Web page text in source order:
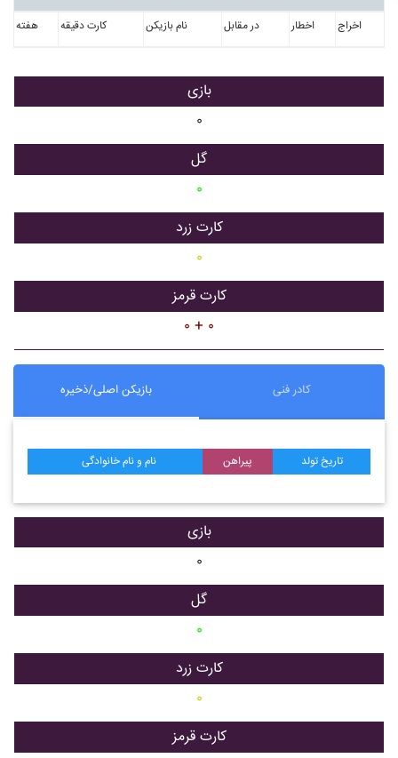
هفته کارت دقیقه نام بازیکن در مقابل اخطار اخراج
بازی
۰
گل
۰
کارت زرد
۰
کارت قرمز
۰ + ۰
بازیکن اصلی/ذخیره کادر فنی
نام و نام خانوادگی پیراهن تاریخ تولد
بازی
۰
گل
۰
کارت زرد
۰
کارت قرمز